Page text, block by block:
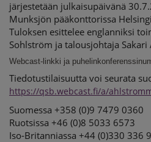
järjestetään julkaisupäivänä
Munksjön pääkonttorissa
Tuloksen esittelee englanniksi
Sohlström ja talousjohtaja Sakari
Webcast-linkki ja
Tiedotustilaisuutta voi seurata
https://qsb.webcast.fi/a/
Suomessa +358 (0)9 7479 0360
Ruotsissa +46 (0)8 5033 6573
Iso-Britanniassa +44 (0)330 336